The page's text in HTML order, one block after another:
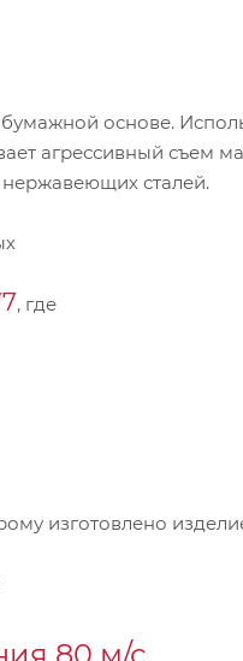
основе.
агрессивный съем
сталей.
, где
изготовлено